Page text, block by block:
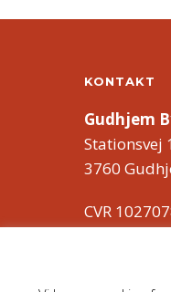
KONTAKT
Gudhjem
Stationsvej
3760
CVR